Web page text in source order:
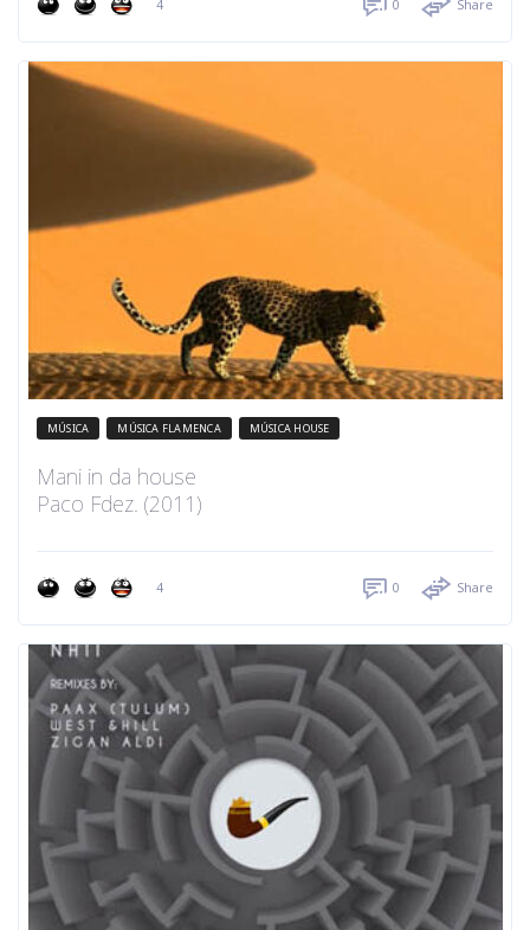
4 0 Share
MÚSICA MÚSICA FLAMENCA MÚSICA HOUSE
Mani in da house
Paco Fdez. (2011)
4 0 Share